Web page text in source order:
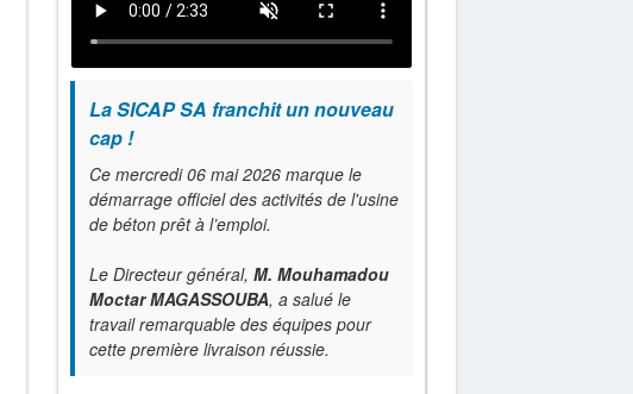
La SICAP SA franchit un nouveau
cap !
Ce mercredi 06 mai 2026 marque le
démarrage officiel des activités de l'usine
de béton prêt à l’emploi.
Le Directeur général, M. Mouhamadou
Moctar MAGASSOUBA, a salué le
travail remarquable des équipes pour
cette première livraison réussie.